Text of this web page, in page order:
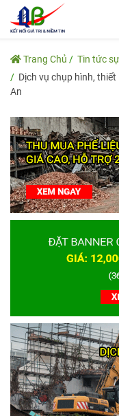
Trang Chủ Tin tức
Dịch vụ chụp hình,
An